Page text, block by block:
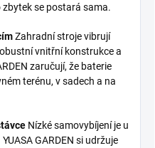
se postará sama.
Zahradní stroje vibrují
vnitřní konstrukce a
zaručují, že baterie
terénu, v sadech a na
Nízké samovybíjení je u
GARDEN si udržuje